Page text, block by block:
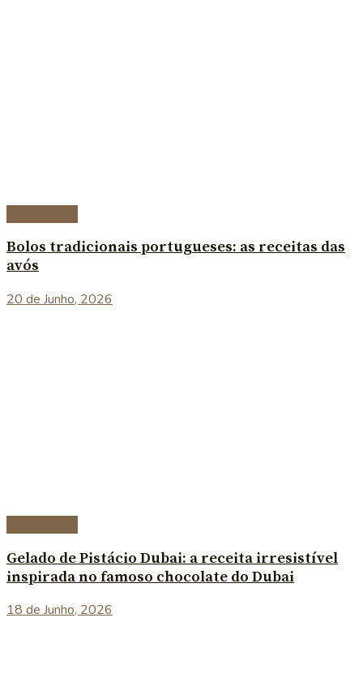
Bolos tradicionais portugueses: as receitas das
avós
20 de Junho, 2026
Gelado de Pistácio Dubai: a receita irresistível
inspirada no famoso chocolate do Dubai
18 de Junho, 2026